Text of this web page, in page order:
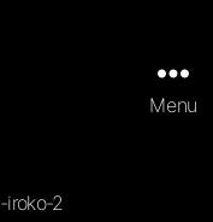
Menu
iroko-2